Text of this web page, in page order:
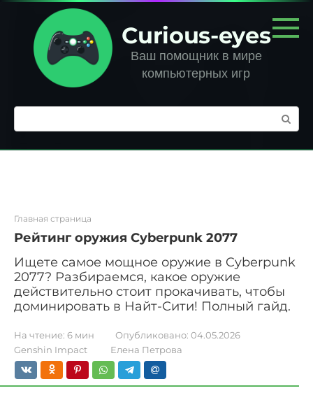
Перейти
контенту
Curious-eyes
Ваш помощник в мире
компьютерных игр
Поиск:
Главная страница
Рейтинг оружия Cyberpunk 2077
Ищете самое мощное оружие в Cyberpunk
2077? Разбираемся, какое оружие
действительно стоит прокачивать, чтобы
доминировать в Найт-Сити! Полный гайд.
На чтение: 6 мин Опубликовано: 04.05.2026
Genshin Impact
Елена Петрова